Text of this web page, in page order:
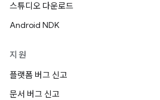
스튜디오 다운로드
Android NDK
지원
플랫폼 버그 신고
문서 버그 신고